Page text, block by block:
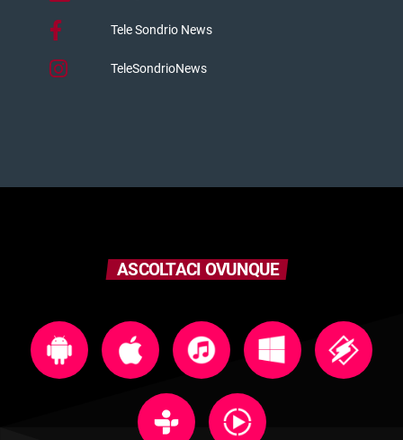
Tele Sondrio News
TeleSondrioNews
ASCOLTACI OVUNQUE